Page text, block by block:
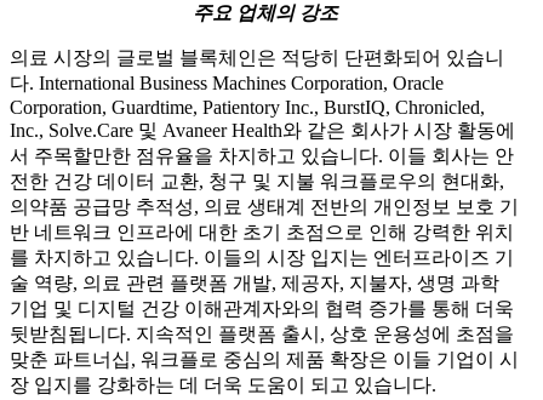
주요 업체의 강조
의료 시장의 글로벌 블록체인은 적당히 단편화되어 있습니
다. International Business Machines Corporation, Oracle
Corporation, Guardtime, Patientory Inc., BurstIQ, Chronicled,
Inc., Solve.Care 및 Avaneer Health와 같은 회사가 시장 활동에
서 주목할만한 점유율을 차지하고 있습니다. 이들 회사는 안
전한 건강 데이터 교환, 청구 및 지불 워크플로우의 현대화,
의약품 공급망 추적성, 의료 생태계 전반의 개인정보 보호 기
반 네트워크 인프라에 대한 초기 초점으로 인해 강력한 위치
를 차지하고 있습니다. 이들의 시장 입지는 엔터프라이즈 기
술 역량, 의료 관련 플랫폼 개발, 제공자, 지불자, 생명 과학
기업 및 디지털 건강 이해관계자와의 협력 증가를 통해 더욱
뒷받침됩니다. 지속적인 플랫폼 출시, 상호 운용성에 초점을
맞춘 파트너십, 워크플로 중심의 제품 확장은 이들 기업이 시
장 입지를 강화하는 데 더욱 도움이 되고 있습니다.